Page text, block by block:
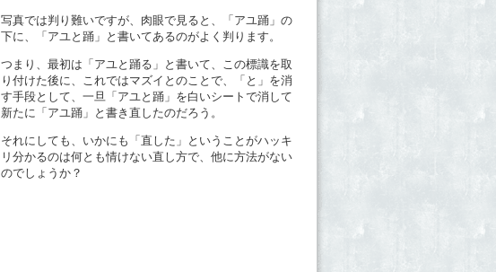
写真では判り難いですが、肉眼で見ると、「アユ踊」の
下に、「アユと踊」と書いてあるのがよく判ります。
つまり、最初は「アユと踊る」と書いて、この標識を取
り付けた後に、これではマズイとのことで、「と」を消
す手段として、一旦「アユと踊」を白いシートで消して
新たに「アユ踊」と書き直したのだろう。
それにしても、いかにも「直した」ということがハッキ
リ分かるのは何とも情けない直し方で、他に方法がない
のでしょうか？